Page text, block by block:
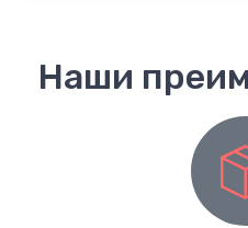
Наши